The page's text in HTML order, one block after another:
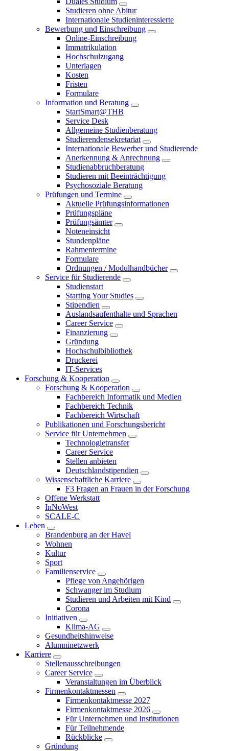
Studieren ohne Abitur
Internationale Studieninteressierte
Bewerbung und Einschreibung
Online-Einschreibung
Immatrikulation
Hochschulzugang
Unterlagen
Kosten
Fristen
Formulare
Information und Beratung
StartSmart@THB
Service Desk
Allgemeine Studienberatung
Studierendensekretariat
Internationale Bewerber und Studierende
Anerkennung & Anrechnung
Studienabbruchberatung
Studieren mit Beeinträchtigung
Psychosoziale Beratung
Prüfungen und Termine
Aktuelle Prüfungsinformationen
Prüfungspläne
Prüfungsämter
Noteneinsicht
Stundenpläne
Rahmentermine
Formulare
Ordnungen / Modulhandbücher
Service für Studierende
Studienstart
Starting Your Studies
Stipendien
Auslandsaufenthalte und Sprachen
Career Service
Finanzierung
Gründung
Hochschulbibliothek
Druckerei
IT-Services
Forschung & Kooperation
Forschung & Kooperation
Fachbereich Informatik und Medien
Fachbereich Technik
Fachbereich Wirtschaft
Publikationen und Forschungsbericht
Service für Unternehmen
Technologietransfer
Career Service
Stellen anbieten
Deutschlandstipendien
Wissenschaftliche Karriere
F3 Fragen an Frauen in der Forschung
Offene Werkstatt
InNoWest
SCALE-C
Leben
Brandenburg an der Havel
Wohnen
Kultur
Sport
Familienservice
Pflege von Angehörigen
Schwanger im Studium
Studieren und Arbeiten mit Kind
Corona
Initiativen
Klima-AG
Gesundheitshinweise
Alumninetzwerk
Karriere
Stellenausschreibungen
Career Service
Veranstaltungen im Überblick
Firmenkontaktmessen
Firmenkontaktmesse 2027
Firmenkontaktmesse 2026
Für Unternehmen und Institutionen
Für Teilnehmende
Rückblicke
Gründung